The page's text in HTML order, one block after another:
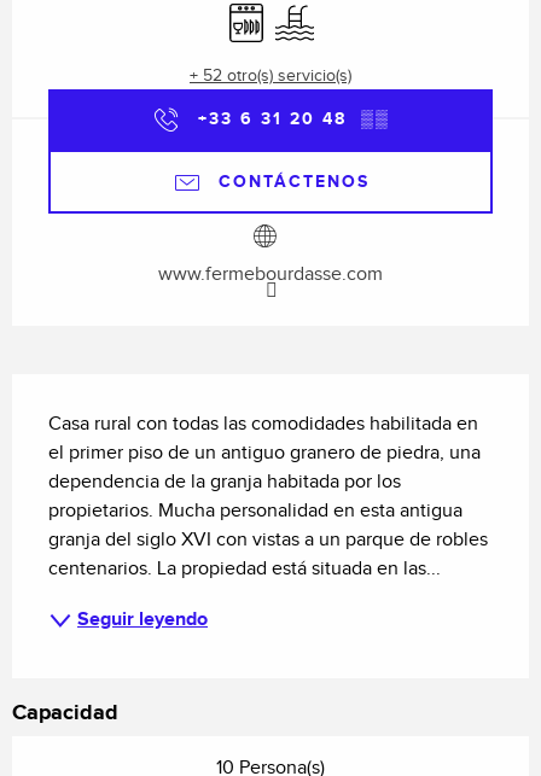
Lavavajillas
Piscina
+ 52 otro(s) servicio(s)
+33 6 31 20 48 ▒▒
CONTÁCTENOS
www.fermebourdasse.com
Casa rural con todas las comodidades habilitada en
el primer piso de un antiguo granero de piedra, una
dependencia de la granja habitada por los
propietarios. Mucha personalidad en esta antigua
granja del siglo XVI con vistas a un parque de robles
centenarios. La propiedad está situada en las...
Seguir leyendo
Capacidad
10 Persona(s)